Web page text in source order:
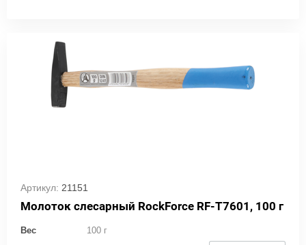
Артикул: 21151
Молоток слесарный RockForce RF-T7601, 100 г
Вес 100 г